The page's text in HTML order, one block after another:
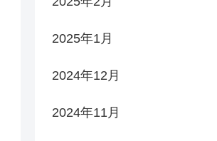
2025年1月
2024年12月
2024年11月